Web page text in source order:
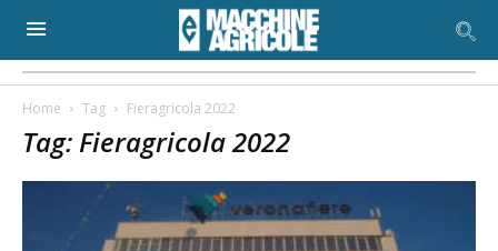
Home Tag Fieragricola 2022
Tag: Fieragricola 2022